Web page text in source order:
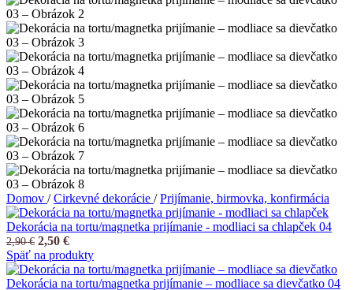
Domov / Cirkevné dekorácie / Prijímanie, birmovka, konfirmácia
Dekorácia na tortu/magnetka prijímanie - modliaci sa chlapček 04
2,90€ 2,50 €
Späť na produkty
Dekorácia na tortu/magnetka prijímanie – modliace sa dievčatko 04